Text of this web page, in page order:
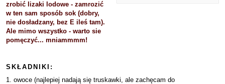
zrobić lizaki lodowe - zamrozić
w ten sam sposób sok (dobry,
nie dosładzany, bez E ileś tam).
Ale mimo wszystko - warto sie
pomęczyć... mniammmm!
SKŁADNIKI:
1. owoce (najlepiej nadają się truskawki, ale zachęcam do